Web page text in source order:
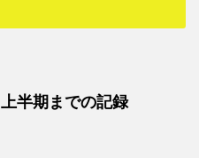
半期までの記録